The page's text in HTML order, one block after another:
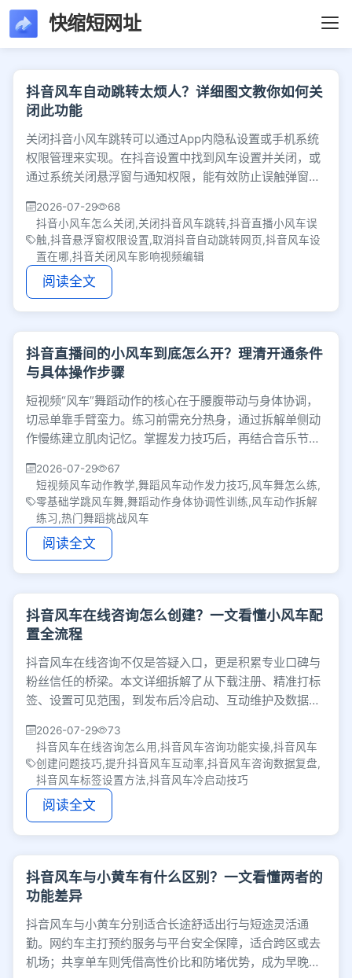
快缩短网址
文章列表 - 第147页
抖音风车自动跳转太烦人？详细图文教你如何关
闭此功能
关闭抖音小风车跳转可以通过App内隐私设置或手机系统
权限管理来实现。在抖音设置中找到风车设置并关闭，或
通过系统关闭悬浮窗与通知权限，能有效防止误触弹窗。
2026-07-29
68
抖音小风车怎么关闭,关闭抖音风车跳转,抖音直播小风车误
触,抖音悬浮窗权限设置,取消抖音自动跳转网页,抖音风车设
置在哪,抖音关闭风车影响视频编辑
阅读全文
抖音直播间的小风车到底怎么开？理清开通条件
与具体操作步骤
短视频“风车”舞蹈动作的核心在于腰腹带动与身体协调，
切忌单靠手臂蛮力。练习前需充分热身，通过拆解单侧动
作慢练建立肌肉记忆。掌握发力技巧后，再结合音乐节奏
2026-07-29
67
短视频风车动作教学,舞蹈风车动作发力技巧,风车舞怎么练,
零基础学跳风车舞,舞蹈动作身体协调性训练,风车动作拆解
练习,热门舞蹈挑战风车
阅读全文
抖音风车在线咨询怎么创建？一文看懂小风车配
置全流程
抖音风车在线咨询不仅是答疑入口，更是积累专业口碑与
粉丝信任的桥梁。本文详细拆解了从下载注册、精准打标
签、设置可见范围，到发布后冷启动、互动维护及数据复
2026-07-29
73
抖音风车在线咨询怎么用,抖音风车咨询功能实操,抖音风车
创建问题技巧,提升抖音风车互动率,抖音风车咨询数据复盘,
抖音风车标签设置方法,抖音风车冷启动技巧
阅读全文
抖音风车与小黄车有什么区别？一文看懂两者的
功能差异
抖音风车与小黄车分别适合长途舒适出行与短途灵活通
勤。网约车主打预约服务与平台安全保障，适合跨区或去
机场；共享单车则凭借高性价比和防堵优势，成为早晚高